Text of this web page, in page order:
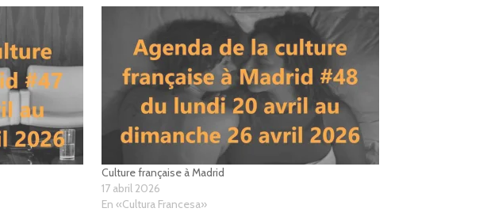
Culture française à Madrid
17 abril 2026
En «Cultura Francesa»